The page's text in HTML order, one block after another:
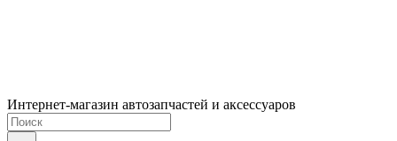
Интернет-магазин автозапчастей и аксессуаров